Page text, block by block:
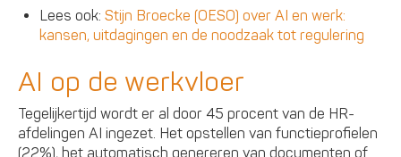
Lees ook:Stijn Broecke (OESO) over AI en werk:
kansen, uitdagingen en de noodzaak tot regulering
AI op de werkvloer
Tegelijkertijd wordt er al door 45 procent van de HR-
afdelingen AI ingezet. Het opstellen van functieprofielen